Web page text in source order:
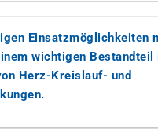
Einsatzmöglichkeiten
wichtigen Bestandteil
Herz-Kreislauf- und